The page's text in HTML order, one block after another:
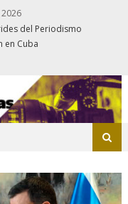
del Periodismo
en Cuba